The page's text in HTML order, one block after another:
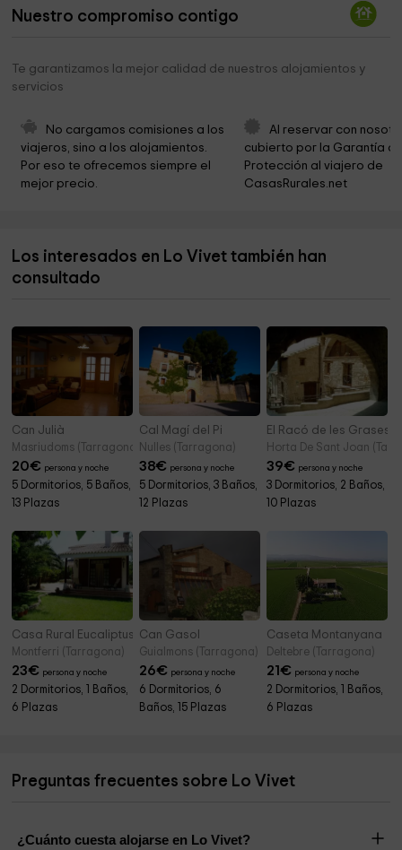
Parròquia Sant Jaume 8,9 km
Parròquia
Parc Natural del Delta de l?Ebre
Mirador de La bassa de les Olles
Area AC Delta-Poble Nou 13,7 km
Ayuntamiento de Camarles
Nuestro compromiso contigo
Te garantizamos la mejor calidad de nuestros alojamientos y
servicios
No cargamos comisiones a los
viajeros, sino a los alojamientos.
Por eso te ofrecemos siempre el
mejor precio.
Al reservar con
cubierto por la Garantía
Protección al viajero de
CasasRurales.net
Los interesados en Lo Vivet también han
consultado
Can Julià
Masriudoms (Tarragona)
20€ persona y noche
5 Dormitorios, 5 Baños,
13 Plazas
Cal Magí del Pi
Nulles (Tarragona)
38€ persona y noche
5 Dormitorios, 3 Baños,
12 Plazas
El Racó de les Grases
Horta De Sant Joan
39€ persona y noche
3 Dormitorios, 2 Baños,
10 Plazas
Casa Rural Eucaliptus
Montferri (Tarragona)
23€ persona y noche
2 Dormitorios, 1 Baños,
6 Plazas
Can Gasol
Guialmons (Tarragona)
26€ persona y noche
6 Dormitorios, 6
Baños, 15 Plazas
Caseta Montanyana
Deltebre (Tarragona)
21€ persona y noche
2 Dormitorios, 1 Baños,
6 Plazas
Preguntas frecuentes sobre Lo Vivet
¿Cuánto cuesta alojarse en Lo Vivet?